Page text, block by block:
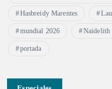
Hasbreidy Marentes
mundial 2026 Naidelith
portada